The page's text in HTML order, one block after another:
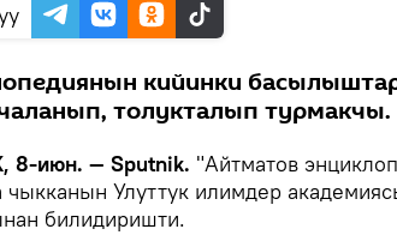
кийинки
толукталып турмакчы.
8-июн. — Sputnik. "Айтматов
чыкканын Улуттук илимдер
билидиришти.